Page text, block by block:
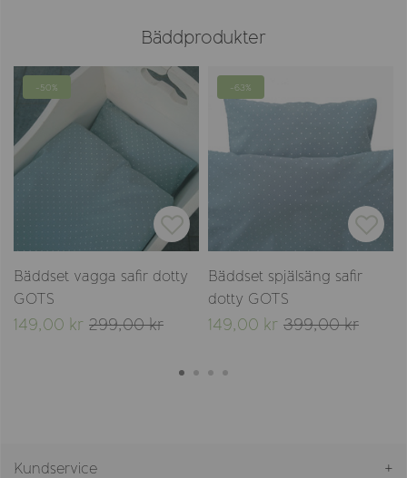
Bäddprodukter
-50%
Bäddset vagga safir dotty
GOTS
149,00 kr 299,00 kr
-63%
Bäddset spjälsäng safir
dotty GOTS
149,00 kr 399,00 kr
Kundservice